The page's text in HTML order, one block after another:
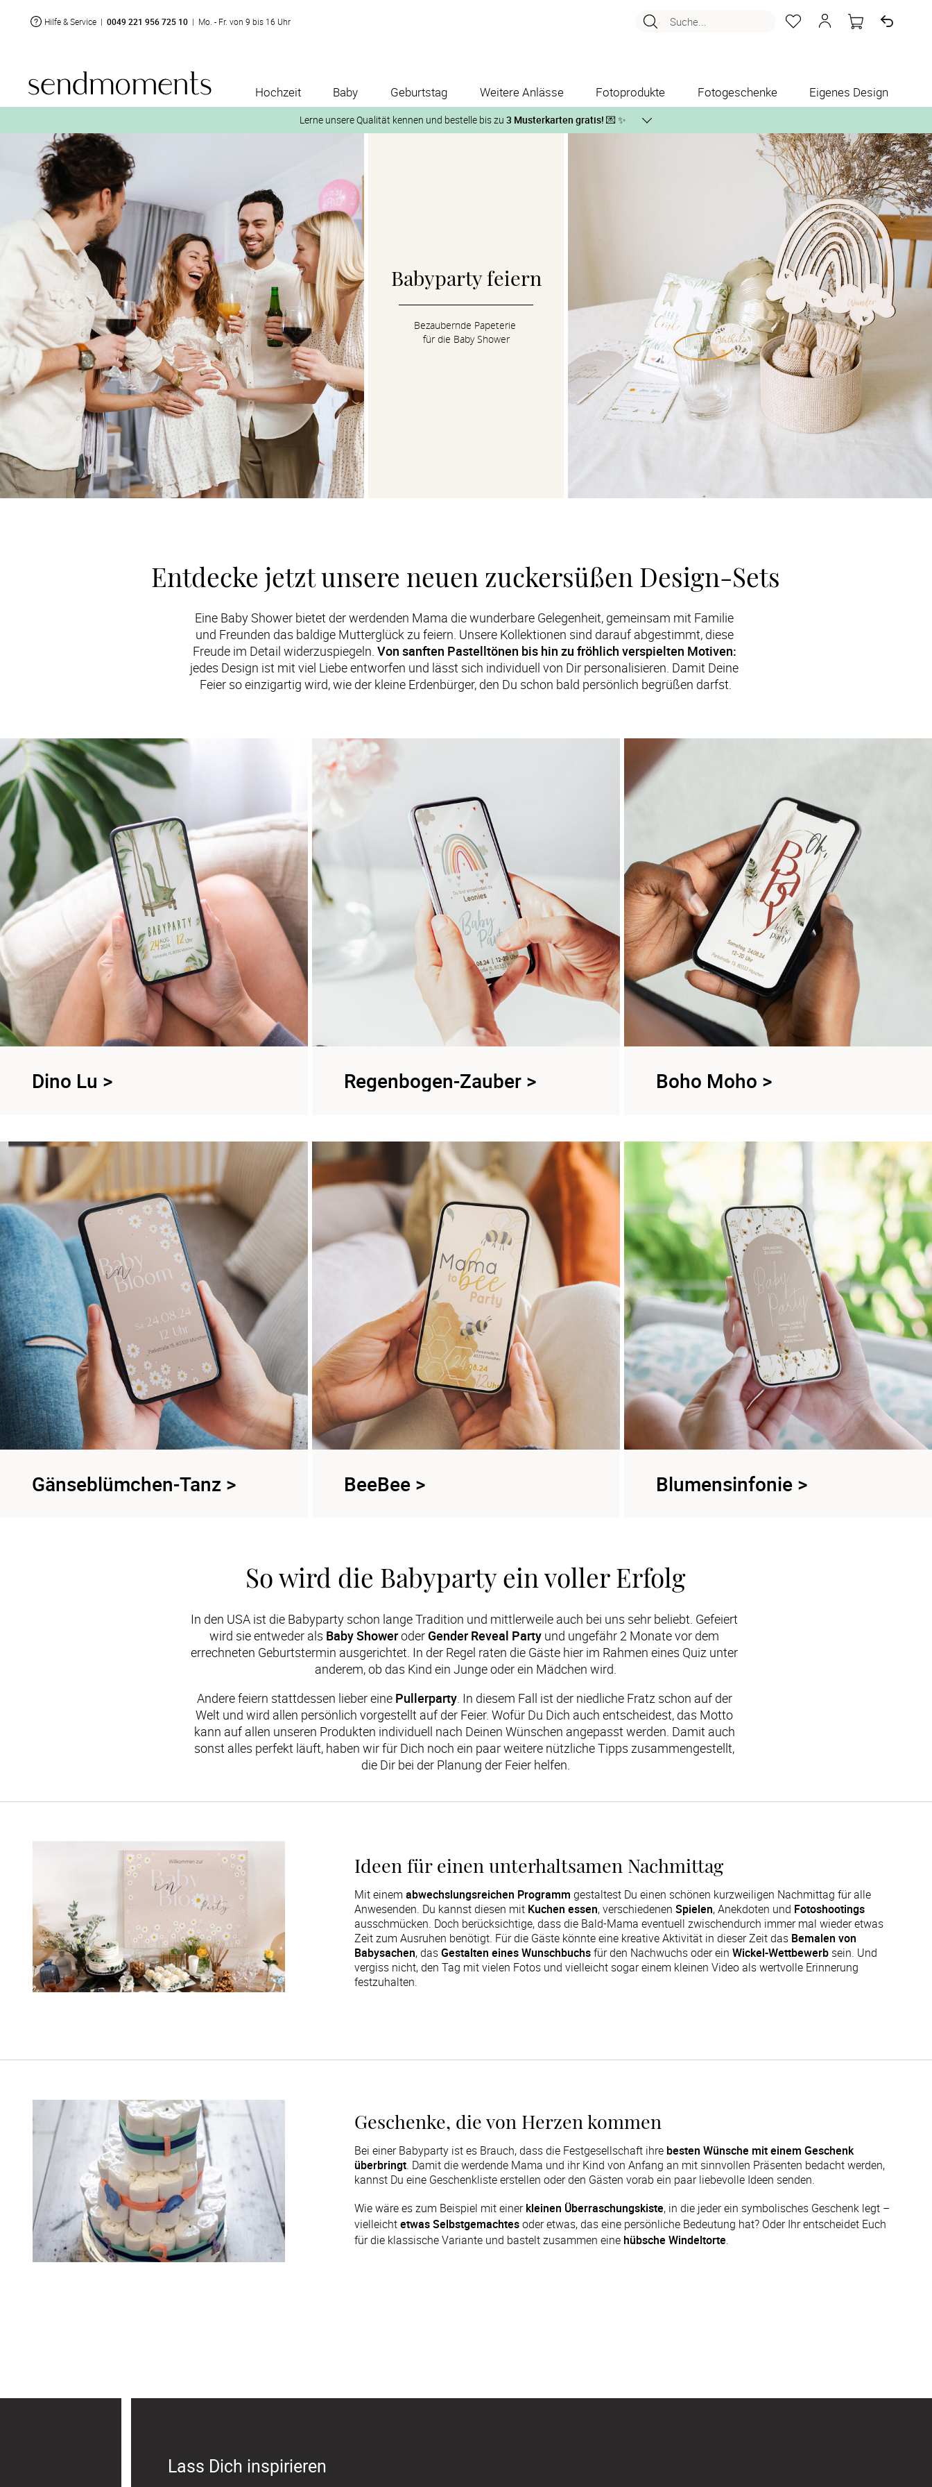
Hilfe & Service | 0049 221 956 725 10 | Mo. - Fr. von 9 bis 16 Uhr Suche...
Hochzeit Baby Geburtstag Weitere Anlässe Fotoprodukte Fotogeschenke Eigenes Design
Lerne unsere Qualität kennen und bestelle bis zu 3 Musterkarten gratis! 💌 ✨
1. Wähle bis zu 3 Kartendesigns
2. Aktiviere „kostenlose Musterkarte“
Babyparty feiern
Bezaubernde Papeterie
für die Baby Shower
Entdecke jetzt unsere neuen zuckersüßen Design-Sets
Eine Baby Shower bietet der werdenden Mama die wunderbare Gelegenheit, gemeinsam mit Familie
und Freunden das baldige Mutterglück zu feiern. Unsere Kollektionen sind darauf abgestimmt, diese
Freude im Detail widerzuspiegeln. Von sanften Pastelltönen bis hin zu fröhlich verspielten Motiven:
jedes Design ist mit viel Liebe entworfen und lässt sich individuell von Dir personalisieren. Damit Deine
Feier so einzigartig wird, wie der kleine Erdenbürger, den Du schon bald persönlich begrüßen darfst.
Dino Lu > Regenbogen-Zauber > Boho Moho >
Gänseblümchen-Tanz > BeeBee > Blumensinfonie >
So wird die Babyparty ein voller Erfolg
In den USA ist die Babyparty schon lange Tradition und mittlerweile auch bei uns sehr beliebt. Gefeiert
wird sie entweder als Baby Shower oder Gender Reveal Party und ungefähr 2 Monate vor dem
errechneten Geburtstermin ausgerichtet. In der Regel raten die Gäste hier im Rahmen eines Quiz unter
anderem, ob das Kind ein Junge oder ein Mädchen wird.
Andere feiern stattdessen lieber eine Pullerparty. In diesem Fall ist der niedliche Fratz schon auf der
Welt und wird allen persönlich vorgestellt auf der Feier. Wofür Du Dich auch entscheidest, das Motto
kann auf allen unseren Produkten individuell nach Deinen Wünschen angepasst werden. Damit auch
sonst alles perfekt läuft, haben wir für Dich noch ein paar weitere nützliche Tipps zusammengestellt,
die Dir bei der Planung der Feier helfen.
Ideen für einen unterhaltsamen Nachmittag
Mit einem abwechslungsreichen Programm gestaltest Du einen schönen kurzweiligen Nachmittag für alle
Anwesenden. Du kannst diesen mit Kuchen essen, verschiedenen Spielen, Anekdoten und Fotoshootings
ausschmücken. Doch berücksichtige, dass die Bald-Mama eventuell zwischendurch immer mal wieder etwas
Zeit zum Ausruhen benötigt. Für die Gäste könnte eine kreative Aktivität in dieser Zeit das Bemalen von
Babysachen, dasGestalten eines Wunschbuchsfür den Nachwuchs oder ein Wickel-Wettbewerbsein. Und
vergiss nicht, den Tag mit vielen Fotos und vielleicht sogar einem kleinen Video als wertvolle Erinnerung
festzuhalten.
Geschenke, die von Herzen kommen
Bei einer Babyparty ist es Brauch, dass die Festgesellschaft ihre besten Wünsche mit einem Geschenk
überbringt. Damit die werdende Mama und ihr Kind von Anfang an mit sinnvollen Präsenten bedacht werden,
kannst Du eine Geschenkliste erstellen oder den Gästen vorab ein paar liebevolle Ideen senden.
Wie wäre es zum Beispiel mit einer kleinen Überraschungskiste, in die jeder ein symbolisches Geschenk legt –
vielleicht etwas Selbstgemachtes oder etwas, das eine persönliche Bedeutung hat? Oder Ihr entscheidet Euch
für die klassische Variante und bastelt zusammen eine hübsche Windeltorte.
Lass Dich inspirieren